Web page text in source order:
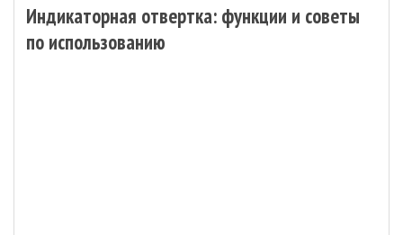
Индикаторная отвертка: функции и советы
по использованию